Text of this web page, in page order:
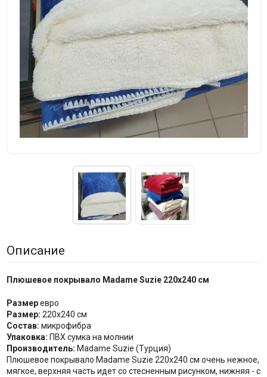
Описание
Плюшевое покрывало Madame Suzie 220х240 см
Размеревро
Размер: 220х240 см
Состав: микрофибра
Упаковка: ПВХ сумка на молнии
Производитель: Madame Suzie (Турция)
Плюшевое покрывало Madame Suzie 220х240 см очень нежное,
мягкое, верхняя часть идет со стесненным рисунком, нижняя - с